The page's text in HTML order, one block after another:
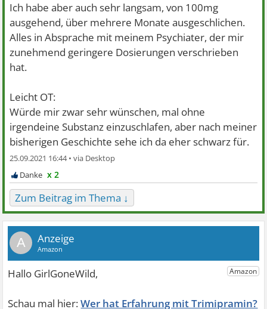
Ich habe aber auch sehr langsam, von 100mg
ausgehend, über mehrere Monate ausgeschlichen.
Alles in Absprache mit meinem Psychiater, der mir
zunehmend geringere Dosierungen verschrieben
hat.
Leicht OT:
Würde mir zwar sehr wünschen, mal ohne
irgendeine Substanz einzuschlafen, aber nach meiner
bisherigen Geschichte sehe ich da eher schwarz für.
25.09.2021 16:44 •
x 2
Zum Beitrag im Thema ↓
A
Wer hat Erfahrung mit Trimipramin?